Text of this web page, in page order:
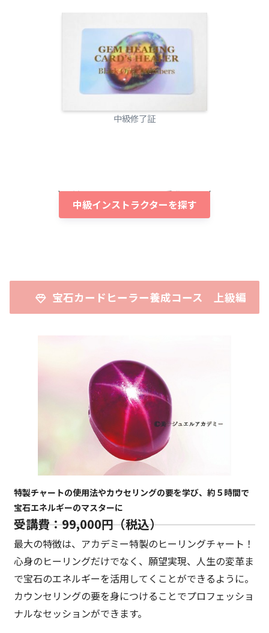
中級修了証
対面でもオンラインでも受講可能
中級インストラクターを探す
宝石カードヒーラー養成コース 上級編
特製チャートの使用法やカウセリングの要を学び、約５時間で
宝石エネルギーのマスターに
受講費：99,000円（税込）
最大の特徴は、アカデミー特製のヒーリングチャート！
心身のヒーリングだけでなく、願望実現、人生の変革ま
で宝石のエネルギーを活用してくことができるように。
カウンセリングの要を身につけることでプロフェッショ
ナルなセッションができます。